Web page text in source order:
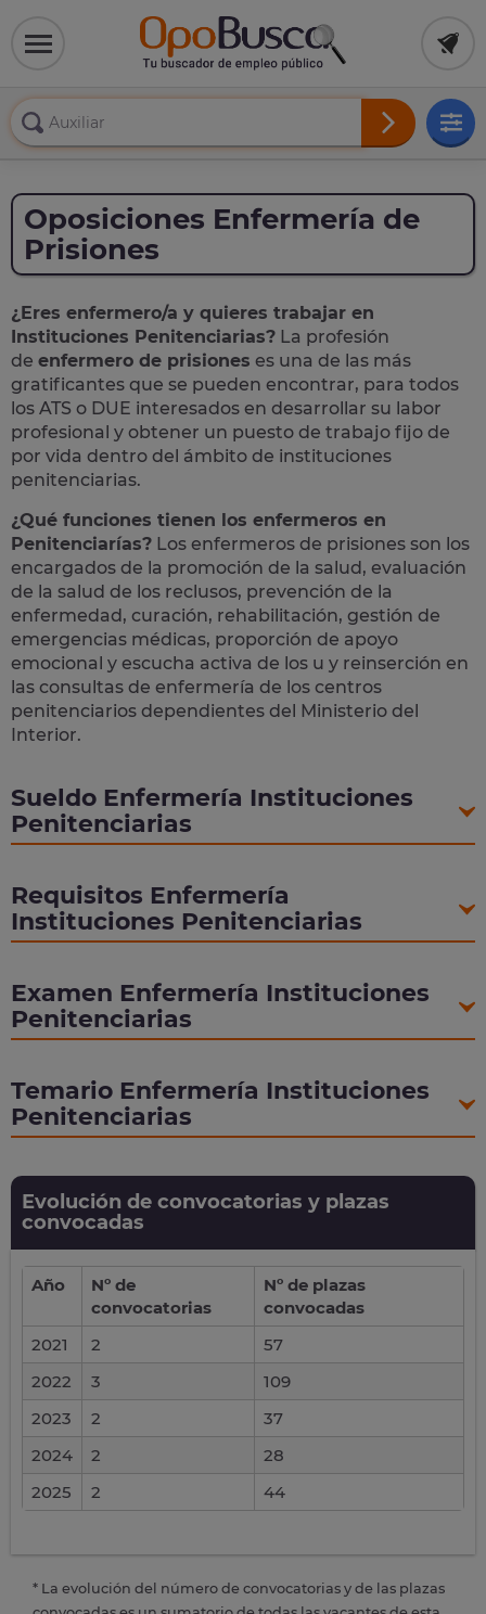
Oposiciones Enfermería de
Prisiones
¿Eres enfermero/a y quieres trabajar en
Instituciones Penitenciarias? La profesión
de enfermero de prisiones es una de las más
gratificantes que se pueden encontrar, para todos
los ATS o DUE interesados en desarrollar su labor
profesional y obtener un puesto de trabajo fijo de
por vida dentro del ámbito de instituciones
penitenciarias.
¿Qué funciones tienen los enfermeros en
Penitenciarías? Los enfermeros de prisiones son los
encargados de la promoción de la salud, evaluación
de la salud de los reclusos, prevención de la
enfermedad, curación, rehabilitación, gestión de
emergencias médicas, proporción de apoyo
emocional y escucha activa de los u y reinserción en
las consultas de enfermería de los centros
penitenciarios dependientes del Ministerio del
Interior.
Sueldo Enfermería Instituciones
Penitenciarias
Requisitos Enfermería
Instituciones Penitenciarias
Examen Enfermería Instituciones
Penitenciarias
Temario Enfermería Instituciones
Penitenciarias
Evolución de convocatorias y plazas
convocadas
Año
Nº de
convocatorias
Nº de plazas
convocadas
2021
2
57
2022
3
109
2023
2
37
2024
2
28
2025
2 44
* La evolución del número de convocatorias y de las plazas